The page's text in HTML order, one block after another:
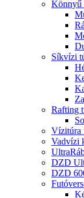
Könnyű
Síkvízi
Rafting
Vízitúra
Vadvízi
DZD
DZD